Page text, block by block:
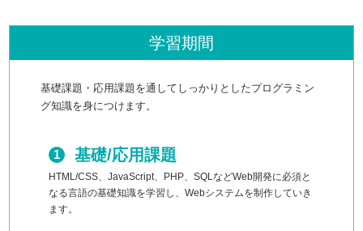
学習期間
基礎課題・応用課題を通してしっかりとしたプログラミン
グ知識を身につけます。
基礎/応用課題
HTML/CSS、JavaScript、PHP、SQLなどWeb開発に必須と
なる言語の基礎知識を学習し、Webシステムを制作していき
ます。